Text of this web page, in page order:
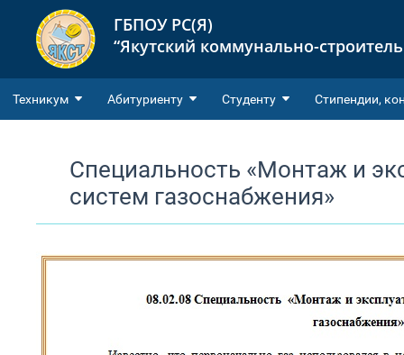
ГБПОУ РС(Я)
“Якутский коммунально-
Техникум Абитуриенту Студенту Cтипендии,
Специальность «Монтаж и
систем газоснабжения»